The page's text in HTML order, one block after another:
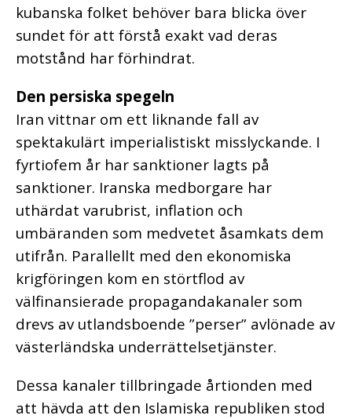
kubanska folket behöver bara blicka över
sundet för att förstå exakt vad deras
motstånd har förhindrat.
Den persiska spegeln
Iran vittnar om ett liknande fall av
spektakulärt imperialistiskt misslyckande. I
fyrtiofem år har sanktioner lagts på
sanktioner. Iranska medborgare har
uthärdat varubrist, inflation och
umbäranden som medvetet åsamkats dem
utifrån. Parallellt med den ekonomiska
krigföringen kom en störtflod av
välfinansierade propagandakanaler som
drevs av utlandsboende ”perser” avlönade av
västerländska underrättelsetjänster.
Dessa kanaler tillbringade årtionden med
att hävda att den Islamiska republiken stod